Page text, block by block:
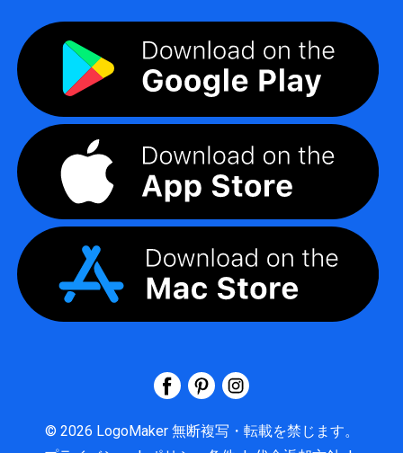
© 2026 LogoMaker 無断複写・転載を禁じます。